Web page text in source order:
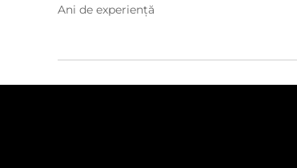
Ani de experiență